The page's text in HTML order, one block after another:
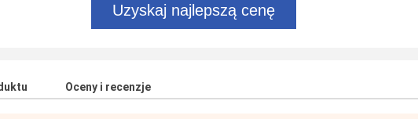
Uzyskaj najlepszą cenę
Oceny i recenzje